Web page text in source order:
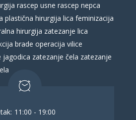
rascep usne rascep nepca
plastična hirurgija lica feminizacija
hirurgija zatezanje lica
brade operacija vilice
jagodica zatezanje čela zatezanje
11:00 - 19:00